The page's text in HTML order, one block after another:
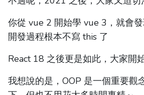
你從 vue 2 開始學 vue 3，就會
開發過程根本不寫 this 了
React 18 之後更是如此，大家開
我想說的是，OOP 是一個重要觀